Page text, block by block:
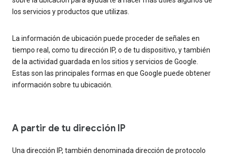
los servicios y productos que utilizas.
La información de ubicación puede proceder de señales en
tiempo real, como tu dirección IP, o de tu dispositivo, y también
de la actividad guardada en los sitios y servicios de Google.
Estas son las principales formas en que Google puede obtener
información sobre tu ubicación.
A partir de tu dirección IP
Una dirección IP, también denominada dirección de protocolo